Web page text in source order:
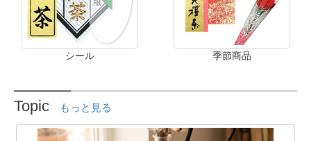
シール 季節商品
Topic もっと見る